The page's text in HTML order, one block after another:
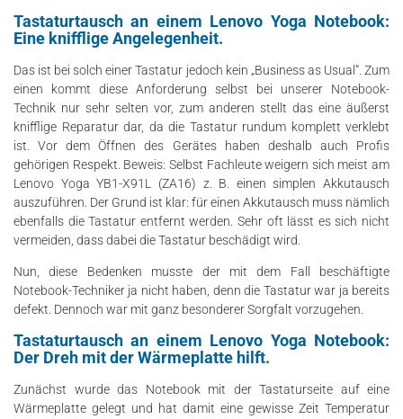
Tastaturtausch an einem Lenovo Yoga Notebook:
Eine knifflige Angelegenheit.
Das ist bei solch einer Tastatur jedoch kein „Business as Usual“. Zum
einen kommt diese Anforderung selbst bei unserer Notebook-
Technik nur sehr selten vor, zum anderen stellt das eine äußerst
knifflige Reparatur dar, da die Tastatur rundum komplett verklebt
ist. Vor dem Öffnen des Gerätes haben deshalb auch Profis
gehörigen Respekt. Beweis: Selbst Fachleute weigern sich meist am
Lenovo Yoga YB1-X91L (ZA16) z. B. einen simplen Akkutausch
auszuführen. Der Grund ist klar: für einen Akkutausch muss nämlich
ebenfalls die Tastatur entfernt werden. Sehr oft lässt es sich nicht
vermeiden, dass dabei die Tastatur beschädigt wird.
Nun, diese Bedenken musste der mit dem Fall beschäftigte
Notebook-Techniker ja nicht haben, denn die Tastatur war ja bereits
defekt. Dennoch war mit ganz besonderer Sorgfalt vorzugehen.
Tastaturtausch an einem Lenovo Yoga Notebook:
Der Dreh mit der Wärmeplatte hilft.
Zunächst wurde das Notebook mit der Tastaturseite auf eine
Wärmeplatte gelegt und hat damit eine gewisse Zeit Temperatur